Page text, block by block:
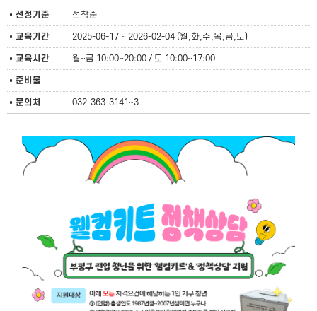
선정기준 선착순
교육기간 2025-06-17 ~ 2026-02-04 (월,화,수,목,금,토)
교육시간 월~금 10:00~20:00 / 토 10:00~17:00
준비물
문의처 032-363-3141~3